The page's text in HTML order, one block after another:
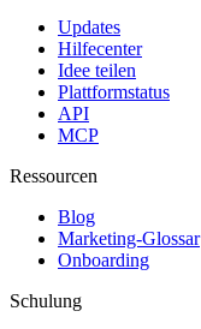
Updates
Hilfecenter
Idee teilen
Plattformstatus
API
MCP
Ressourcen
Blog
Marketing-Glossar
Onboarding
Schulung